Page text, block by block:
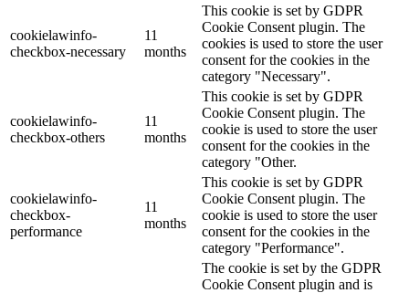
cookielawinfo-
checkbox-necessary
11
months
This cookie is set by GDPR
Cookie Consent plugin. The
cookies is used to store the user
consent for the cookies in the
category "Necessary".
cookielawinfo-
checkbox-others
11
months
This cookie is set by GDPR
Cookie Consent plugin. The
cookie is used to store the user
consent for the cookies in the
category "Other.
cookielawinfo-
checkbox-
performance
11
months
This cookie is set by GDPR
Cookie Consent plugin. The
cookie is used to store the user
consent for the cookies in the
category "Performance".
The cookie is set by the GDPR
Cookie Consent plugin and is